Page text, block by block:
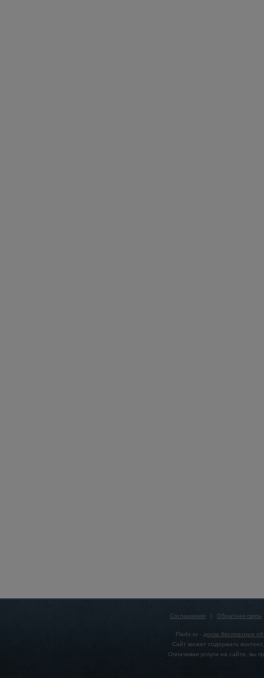
Соглашение | Обратная связь
Flado.ru - доска бесплатных
Сайт может содержать
Оплачивая услуги на сайте, вы